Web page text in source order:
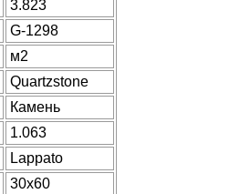
3.823
G-1298
м2
Quartzstone
Камень
1.063
Lappato
30x60